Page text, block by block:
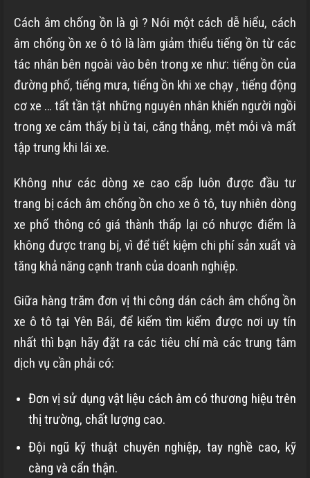
Cách âm chống ồn là gì ? Nói một cách dễ hiểu, cách
âm chống ồn xe ô tô là làm giảm thiểu tiếng ồn từ các
tác nhân bên ngoài vào bên trong xe như: tiếng ồn của
đường phố, tiếng mưa, tiếng ồn khi xe chạy , tiếng động
cơ xe … tất tần tật những nguyên nhân khiến người ngồi
trong xe cảm thấy bị ù tai, căng thẳng, mệt mỏi và mất
tập trung khi lái xe.
Không như các dòng xe cao cấp luôn được đầu tư
trang bị cách âm chống ồn cho xe ô tô, tuy nhiên dòng
xe phổ thông có giá thành thấp lại có nhược điểm là
không được trang bị, vì để tiết kiệm chi phí sản xuất và
tăng khả năng cạnh tranh của doanh nghiệp.
Giữa hàng trăm đơn vị thi công dán cách âm chống ồn
xe ô tô tại Yên Bái, để kiếm tìm kiếm được nơi uy tín
nhất thì bạn hãy đặt ra các tiêu chí mà các trung tâm
dịch vụ cần phải có:
Đơn vị sử dụng vật liệu cách âm có thương hiệu trên
thị trường, chất lượng cao.
Đội ngũ kỹ thuật chuyên nghiệp, tay nghề cao, kỹ
càng và cẩn thận.